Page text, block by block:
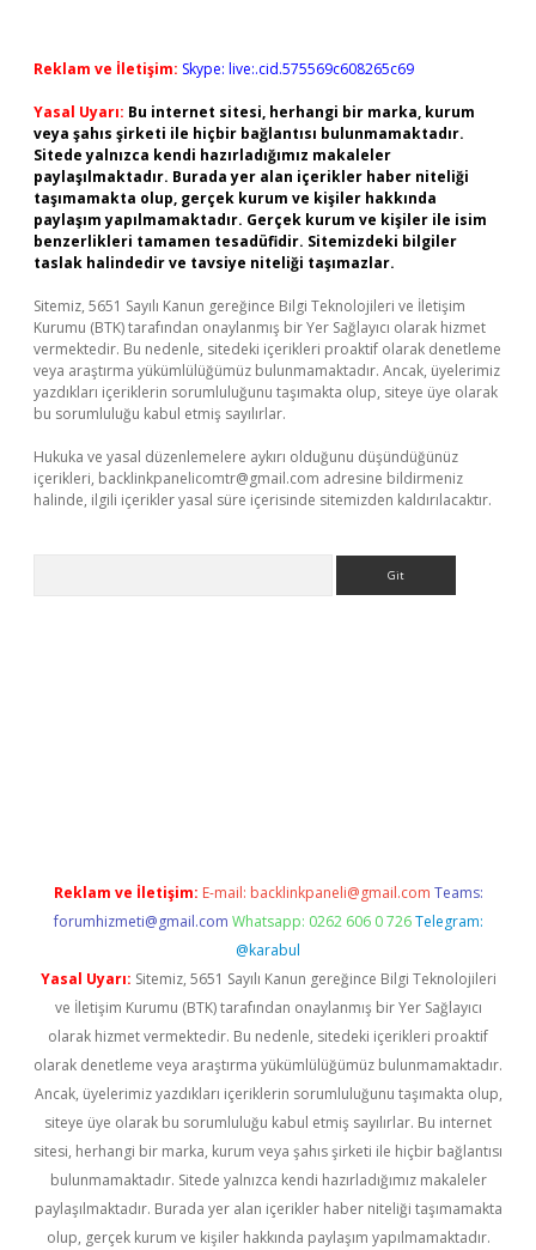
Reklam ve İletişim: Skype: live:.cid.575569c608265c69
Yasal Uyarı: Bu internet sitesi, herhangi bir marka, kurum
veya şahıs şirketi ile hiçbir bağlantısı bulunmamaktadır.
Sitede yalnızca kendi hazırladığımız makaleler
paylaşılmaktadır. Burada yer alan içerikler haber niteliği
taşımamakta olup, gerçek kurum ve kişiler hakkında
paylaşım yapılmamaktadır. Gerçek kurum ve kişiler ile isim
benzerlikleri tamamen tesadüfidir. Sitemizdeki bilgiler
taslak halindedir ve tavsiye niteliği taşımazlar.
Sitemiz, 5651 Sayılı Kanun gereğince Bilgi Teknolojileri ve İletişim
Kurumu (BTK) tarafından onaylanmış bir Yer Sağlayıcı olarak hizmet
vermektedir. Bu nedenle, sitedeki içerikleri proaktif olarak denetleme
veya araştırma yükümlülüğümüz bulunmamaktadır. Ancak, üyelerimiz
yazdıkları içeriklerin sorumluluğunu taşımakta olup, siteye üye olarak
bu sorumluluğu kabul etmiş sayılırlar.
Hukuka ve yasal düzenlemelere aykırı olduğunu düşündüğünüz
içerikleri, backlinkpanelicomtr@gmail.com adresine bildirmeniz
halinde, ilgili içerikler yasal süre içerisinde sitemizden kaldırılacaktır.
Reklam ve İletişim: E-mail: backlinkpaneli@gmail.com Teams:
forumhizmeti@gmail.com Whatsapp: 0262 606 0 726 Telegram:
@karabul
Yasal Uyarı: Sitemiz, 5651 Sayılı Kanun gereğince Bilgi Teknolojileri
ve İletişim Kurumu (BTK) tarafından onaylanmış bir Yer Sağlayıcı
olarak hizmet vermektedir. Bu nedenle, sitedeki içerikleri proaktif
olarak denetleme veya araştırma yükümlülüğümüz bulunmamaktadır.
Ancak, üyelerimiz yazdıkları içeriklerin sorumluluğunu taşımakta olup,
siteye üye olarak bu sorumluluğu kabul etmiş sayılırlar. Bu internet
sitesi, herhangi bir marka, kurum veya şahıs şirketi ile hiçbir bağlantısı
bulunmamaktadır. Sitede yalnızca kendi hazırladığımız makaleler
paylaşılmaktadır. Burada yer alan içerikler haber niteliği taşımamakta
olup, gerçek kurum ve kişiler hakkında paylaşım yapılmamaktadır.